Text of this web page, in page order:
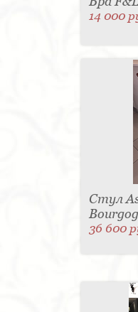
14 000
Стул
36 600